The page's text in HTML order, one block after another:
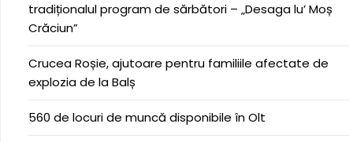
tradiționalul program de sărbători – „Desaga lu’ Moș
Crăciun”
Crucea Roșie, ajutoare pentru familiile afectate de
explozia de la Balș
560 de locuri de muncă disponibile în Olt